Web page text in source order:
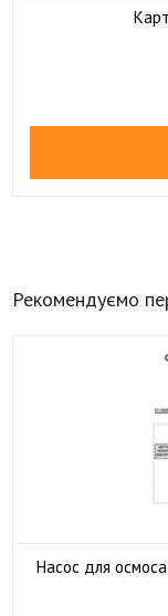
Рекомендуємо
Насос для